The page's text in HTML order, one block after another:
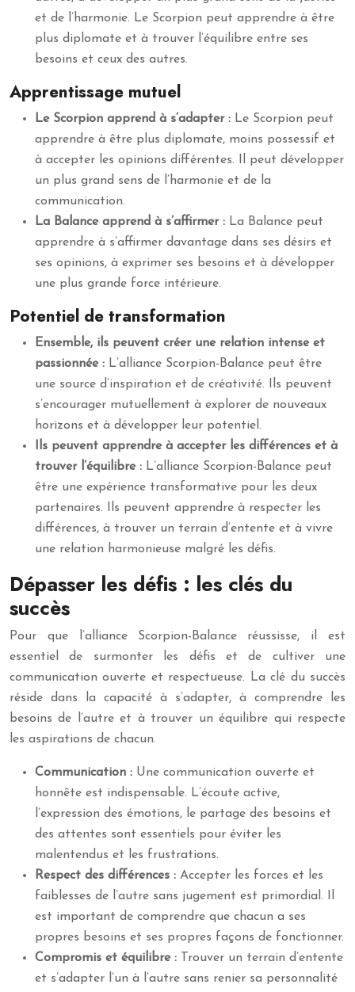
et de l’harmonie. Le Scorpion peut apprendre à être
plus diplomate et à trouver l’équilibre entre ses
besoins et ceux des autres.
Apprentissage mutuel
Le Scorpion apprend à s’adapter : Le Scorpion peut
apprendre à être plus diplomate, moins possessif et
à accepter les opinions différentes. Il peut développer
un plus grand sens de l’harmonie et de la
communication.
La Balance apprend à s’affirmer : La Balance peut
apprendre à s’affirmer davantage dans ses désirs et
ses opinions, à exprimer ses besoins et à développer
une plus grande force intérieure.
Potentiel de transformation
Ensemble, ils peuvent créer une relation intense et
passionnée : L’alliance Scorpion-Balance peut être
une source d’inspiration et de créativité. Ils peuvent
s’encourager mutuellement à explorer de nouveaux
horizons et à développer leur potentiel.
Ils peuvent apprendre à accepter les différences et à
trouver l’équilibre : L’alliance Scorpion-Balance peut
être une expérience transformative pour les deux
partenaires. Ils peuvent apprendre à respecter les
différences, à trouver un terrain d’entente et à vivre
une relation harmonieuse malgré les défis.
Dépasser les défis : les clés du
succès
Pour que l’alliance Scorpion-Balance réussisse, il est
essentiel de surmonter les défis et de cultiver une
communication ouverte et respectueuse. La clé du succès
réside dans la capacité à s’adapter, à comprendre les
besoins de l’autre et à trouver un équilibre qui respecte
les aspirations de chacun.
Communication : Une communication ouverte et
honnête est indispensable. L’écoute active,
l’expression des émotions, le partage des besoins et
des attentes sont essentiels pour éviter les
malentendus et les frustrations.
Respect des différences : Accepter les forces et les
faiblesses de l’autre sans jugement est primordial. Il
est important de comprendre que chacun a ses
propres besoins et ses propres façons de fonctionner.
Compromis et équilibre :
Trouver un terrain d’entente
et s’adapter l’un à l’autre sans renier sa personnalité